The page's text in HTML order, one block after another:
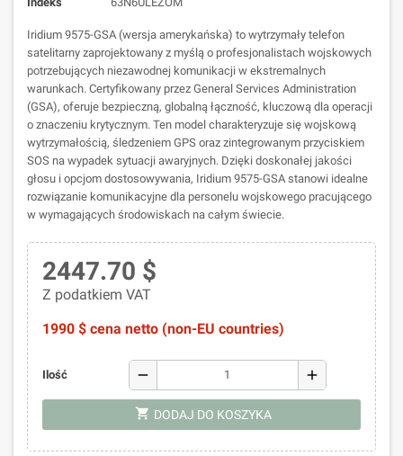
Iridium 9575-GSA (wersja amerykańska) to wytrzymały telefon
satelitarny zaprojektowany z myślą o profesjonalistach wojskowych
potrzebujących niezawodnej komunikacji w ekstremalnych
warunkach. Certyfikowany przez General Services Administration
(GSA), oferuje bezpieczną, globalną łączność, kluczową dla operacji
o znaczeniu krytycznym. Ten model charakteryzuje się wojskową
wytrzymałością, śledzeniem GPS oraz zintegrowanym przyciskiem
SOS na wypadek sytuacji awaryjnych. Dzięki doskonałej jakości
głosu i opcjom dostosowywania, Iridium 9575-GSA stanowi idealne
rozwiązanie komunikacyjne dla personelu wojskowego pracującego
w wymagających środowiskach na całym świecie.
2447.70 $
Z podatkiem VAT
1990 $ cena netto (non-EU countries)
Ilość remove add
shopping_cart DODAJ DO KOSZYKA